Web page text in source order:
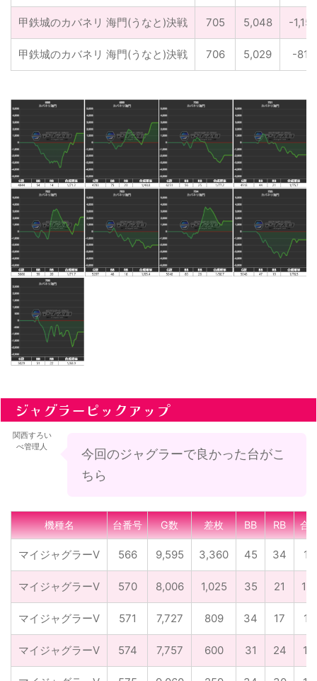
甲鉄城のカバネリ 海門(うなと)決戦 705 5,048 -1,152
甲鉄城のカバネリ 海門(うなと)決戦 706 5,029 -815
ジャグラーピックアップ
関西すろい
べ管理人
今回のジャグラーで良かった台がこ
ちら
機種名 台番号 G数 差枚 BB RB 合
マイジャグラーV 566 9,595 3,360 45 34 1/
マイジャグラーV 570 8,006 1,025 35 21 1/
マイジャグラーV 571 7,727 809 34 17 1/
マイジャグラーV 574 7,757 600 31 24 1/